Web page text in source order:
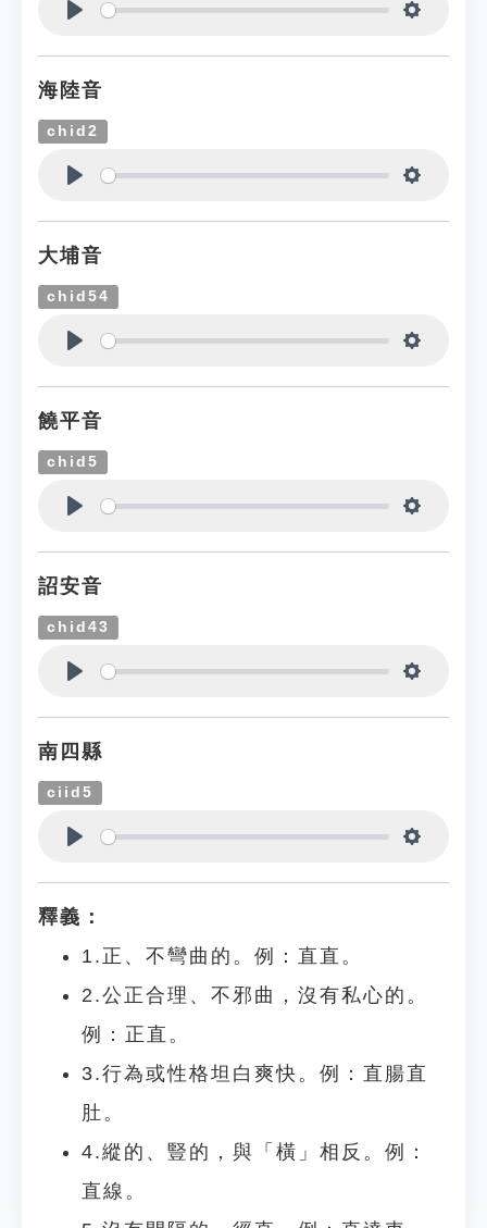
海陸音
chid2
大埔音
chid54
饒平音
chid5
詔安音
chid43
南四縣
ciid5
釋義：
1.正、不彎曲的。例：直直。
2.公正合理、不邪曲，沒有私心的。
例：正直。
3.行為或性格坦白爽快。例：直腸直
肚。
4.縱的、豎的，與「橫」相反。例：
直線。